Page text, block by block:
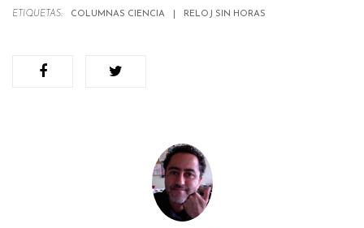
ETIQUETAS: COLUMNAS CIENCIA RELOJ SIN HORAS